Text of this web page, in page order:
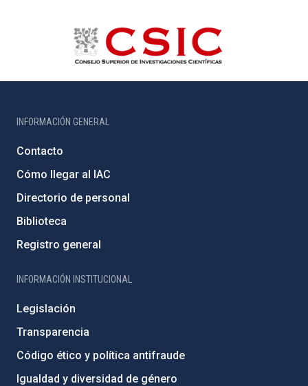
INFORMACIÓN GENERAL
Contacto
Cómo llegar al IAC
Directorio de personal
Biblioteca
Registro general
INFORMACIÓN INSTITUCIONAL
Legislación
Transparencia
Código ético y política antifraude
Igualdad y diversidad de género